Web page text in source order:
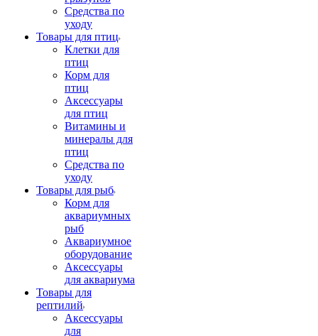
Средства по
уходу
Товары для птиц
Клетки для
птиц
Корм для
птиц
Аксессуары
для птиц
Витамины и
минералы для
птиц
Средства по
уходу
Товары для рыб
Корм для
аквариумных
рыб
Аквариумное
оборудование
Аксессуары
для аквариума
Товары для
рептилий
Аксессуары
для